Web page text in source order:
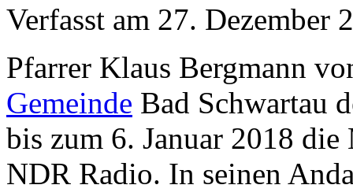
Verfasst am 27. Dezember
Pfarrer Klaus Bergmann
Gemeinde Bad Schwartau
bis zum 6. Januar 2018
NDR Radio. In seinen